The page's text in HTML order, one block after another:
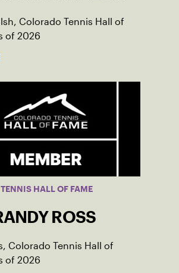
Colorado Tennis Hall of
of 2026
HALL OF FAME
ROSS
Colorado Tennis Hall of
of 2026